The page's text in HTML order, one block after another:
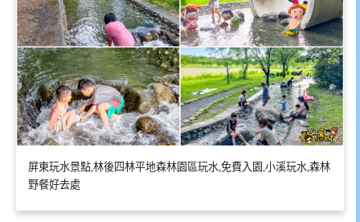
屏東玩水景點,林後四林平地森林園區玩水,免費入園,小溪玩水,森林
野餐好去處